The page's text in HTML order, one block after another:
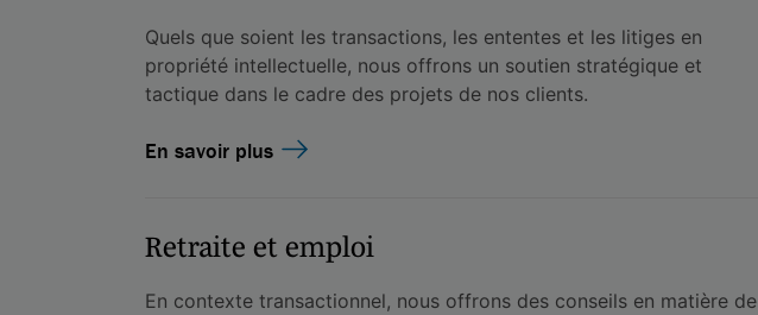
Quels que soient les transactions, les ententes et les litiges en
propriété intellectuelle, nous offrons un soutien stratégique et
tactique dans le cadre des projets de nos clients.
En savoir plus
Retraite et emploi
En contexte transactionnel, nous offrons des conseils en matière de